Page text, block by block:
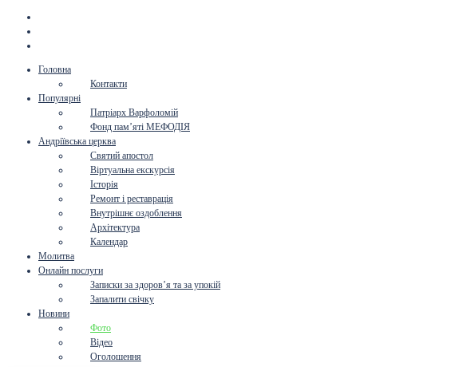
Головна
Контакти
Популярні
Патріарх Варфоломій
Фонд пам’яті МЕФОДІЯ
Андріївська церква
Святий апостол
Віртуальна екскурсія
Історія
Ремонт і реставрація
Внутрішнє оздоблення
Архітектура
Календар
Молитва
Онлайн послуги
Записки за здоров’я та за упокій
Запалити свічку
Новини
Фото
Відео
Оголошення